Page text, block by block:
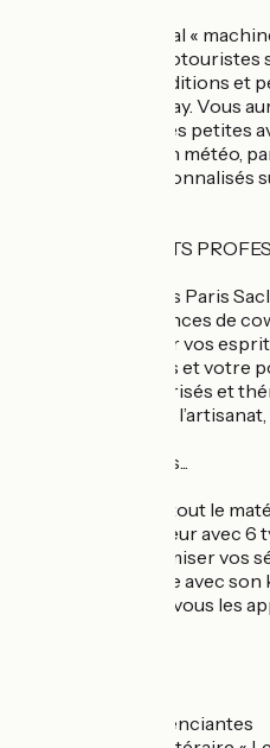
Local « vélo », Local «
du vélo ». Les
d’excellentes conditions et
notre hôtel à Saclay. Vous
réparation pour les petites
pratiques (bulletin météo,
des conseils personnalisés
VOS EVENEMENTS
Best Western Plus Paris
séminaires et séances de
permettra d'ouvrir vos
partager vos idées et votre
séminaires scénarisés et
autour de la mode,
les grandes écoles...
Vous y trouverez tout le
réunion. Un classeur avec
vous aider à dynamiser vos
méthode est livrée avec
que vous puissiez vous les
+ Réunions différenciantes